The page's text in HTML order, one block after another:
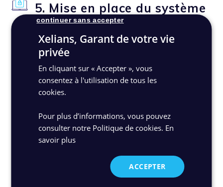
5. Mise en place du système
d’archivage électronique
(SAE) Xelians Archives
Management
Afin de respecter l’ensemble des normes
liées à la copie fiable, d’assurer la vocation
conserver les documents numériques
Xelians a mis en place son SAE chez Caisse
d’Épargne Hauts de France.
Certifié NF Z42-013, notre SAE permet
d’assurer la pérennité, l’intégrité des
Xelians, Garant de votre vie
privée
En cliquant sur « Accepter », vous
consentez à l'utilisation de tous les
cookies.
Pour plus d’informations, vous pouvez
consulter notre Politique de cookies. En
savoir plus
ACCEPTER
continuer sans accepter